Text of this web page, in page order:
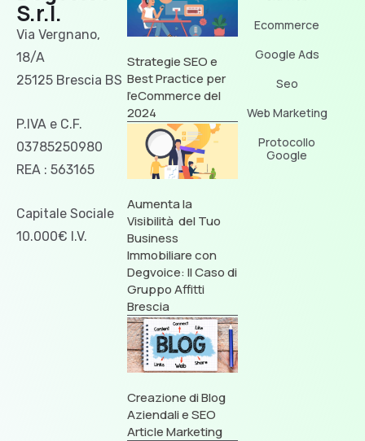
S.r.l.
Via Vergnano,
18/A
25125 Brescia BS
P.IVA e C.F.
03785250980
REA : 563165
Capitale Sociale
10.000€ I.V.
Strategie SEO e
Best Practice per
l’eCommerce del
2024
Aumenta la
Visibilità del Tuo
Business
Immobiliare con
Degvoice: Il Caso di
Gruppo Affitti
Brescia
Creazione di Blog
Aziendali e SEO
Article Marketing
Ecommerce
Google Ads
Seo
Web Marketing
Protocollo
Google